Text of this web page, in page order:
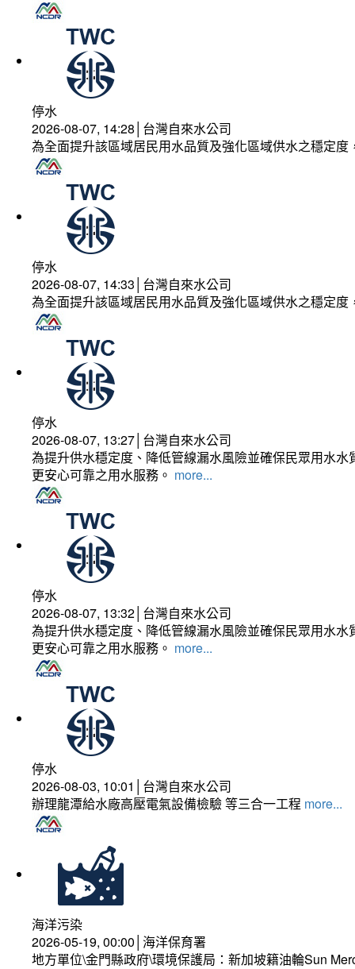
停水
2026-08-07, 14:28│台灣自來水公司
為全面提升該區域居民用水品質及強化區域供水之穩定
停水
2026-08-07, 14:33│台灣自來水公司
為全面提升該區域居民用水品質及強化區域供水之穩定
停水
2026-08-07, 13:27│台灣自來水公司
為提升供水穩定度、降低管線漏水風險並確保民眾用水
更安心可靠之用水服務。 more...
停水
2026-08-07, 13:32│台灣自來水公司
為提升供水穩定度、降低管線漏水風險並確保民眾用水
更安心可靠之用水服務。 more...
停水
2026-08-03, 10:01│台灣自來水公司
辦理龍潭給水廠高壓電氣設備檢驗 等三合一工程 more...
海洋污染
2026-05-19, 00:00│海洋保育署
地方單位\金門縣政府\環境保護局：新加坡籍油輪Sun